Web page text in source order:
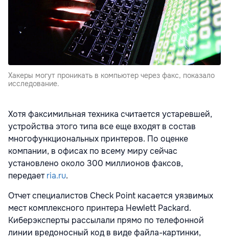
Хакеры могут проникать в компьютер через факс, показало
исследование.
Хотя факсимильная техника считается устаревшей,
устройства этого типа все еще входят в состав
многофункциональных принтеров. По оценке
компании, в офисах по всему миру сейчас
установлено около 300 миллионов факсов,
передаетria.ru.
Отчет специалистов Check Point касается уязвимых
мест комплексного принтера Hewlett Packard.
Киберэксперты рассылали прямо по телефонной
линии вредоносный код в виде файла-картинки,